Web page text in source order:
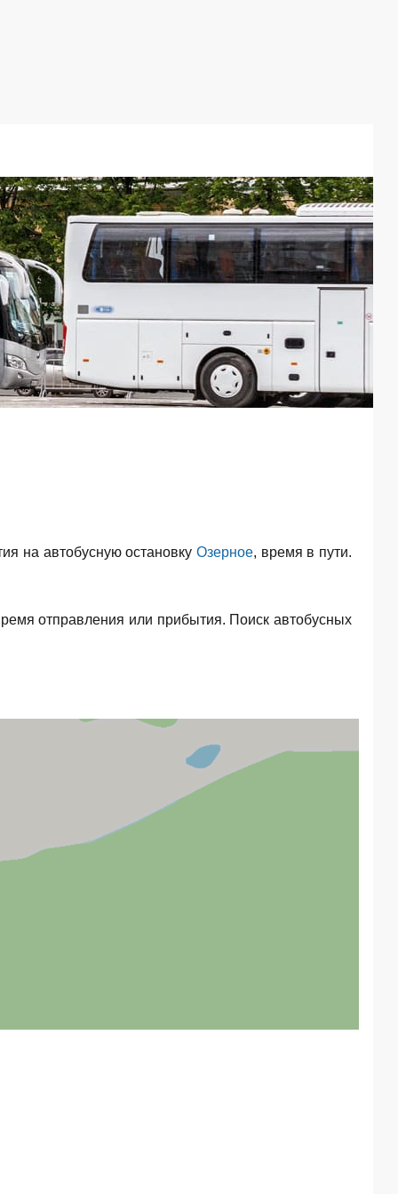
на автобусную остановкуОзерное, время в пути.
отправления или прибытия. Поиск автобусных